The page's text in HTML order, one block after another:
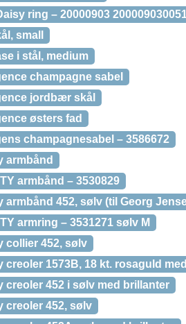
ring – 20000903
small
i stål, medium
champagne sabel
jordbær skål
østers fad
champagnesabel – 3586672
armbånd
armbånd – 3530829
armbånd 452, sølv (til Georg
armring – 3531271 sølv M
collier 452, sølv
creoler 1573B, 18 kt. rosaguld
creoler 452 i sølv med brillanter
creoler 452, sølv